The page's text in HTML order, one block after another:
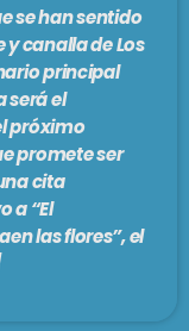
se han sentido
canalla de Los
principal
será el
próximo
promete ser
cita
a “El
las flores”, el